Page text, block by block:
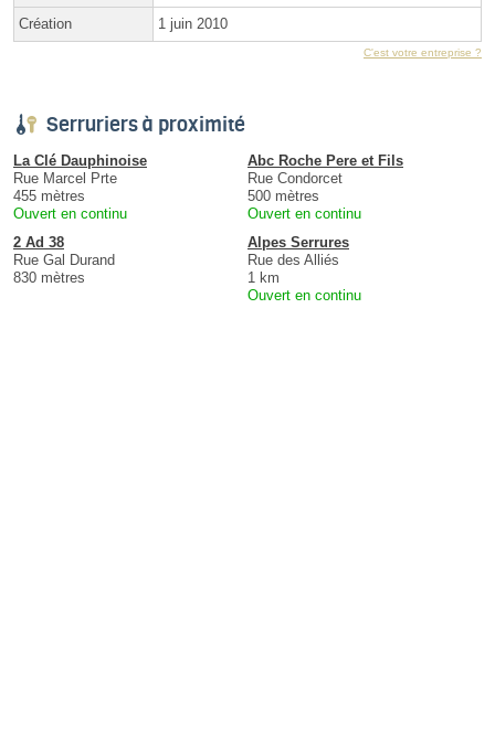
Création 1 juin 2010
C'est votre entreprise ?
Serruriers à proximité
La Clé Dauphinoise
Rue Marcel Prte
455 mètres
Ouvert en continu
Abc Roche Pere et Fils
Rue Condorcet
500 mètres
Ouvert en continu
2 Ad 38
Rue Gal Durand
830 mètres
Alpes Serrures
Rue des Alliés
1 km
Ouvert en continu